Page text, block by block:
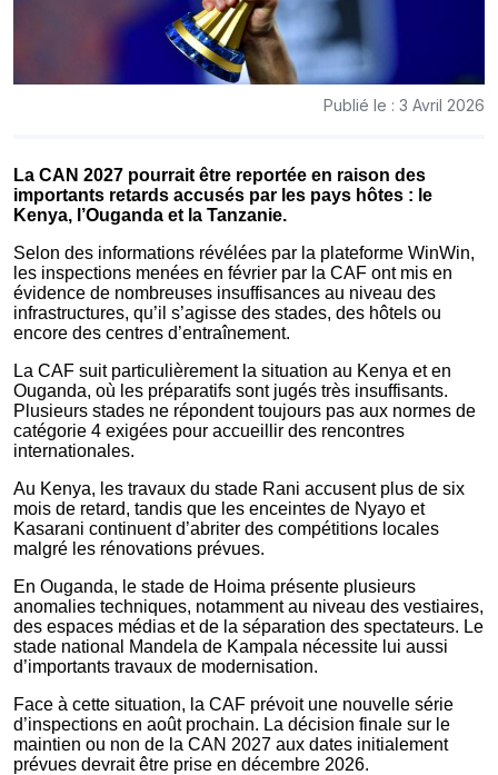
Publié le : 3 Avril 2026
La CAN 2027 pourrait être reportée en raison des
importants retards accusés par les pays hôtes : le
Kenya, l’Ouganda et la Tanzanie.
Selon des informations révélées par la plateforme WinWin,
les inspections menées en février par la CAF ont mis en
évidence de nombreuses insuffisances au niveau des
infrastructures, qu’il s’agisse des stades, des hôtels ou
encore des centres d’entraînement.
La CAF suit particulièrement la situation au Kenya et en
Ouganda, où les préparatifs sont jugés très insuffisants.
Plusieurs stades ne répondent toujours pas aux normes de
catégorie 4 exigées pour accueillir des rencontres
internationales.
Au Kenya, les travaux du stade Rani accusent plus de six
mois de retard, tandis que les enceintes de Nyayo et
Kasarani continuent d’abriter des compétitions locales
malgré les rénovations prévues.
En Ouganda, le stade de Hoima présente plusieurs
anomalies techniques, notamment au niveau des vestiaires,
des espaces médias et de la séparation des spectateurs. Le
stade national Mandela de Kampala nécessite lui aussi
d’importants travaux de modernisation.
Face à cette situation, la CAF prévoit une nouvelle série
d’inspections en août prochain. La décision finale sur le
maintien ou non de la CAN 2027 aux dates initialement
prévues devrait être prise en décembre 2026.